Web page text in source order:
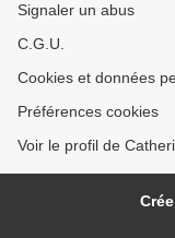
Signaler un abus
C.G.U.
Cookies et données
Préférences cookies
Voir le profil de